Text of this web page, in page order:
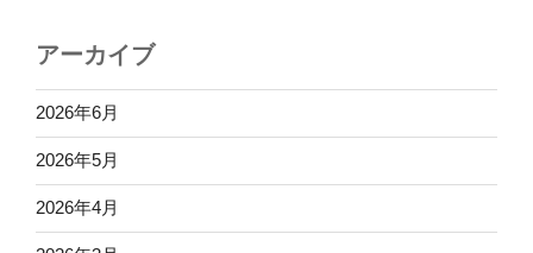
アーカイブ
2026年6月
2026年5月
2026年4月